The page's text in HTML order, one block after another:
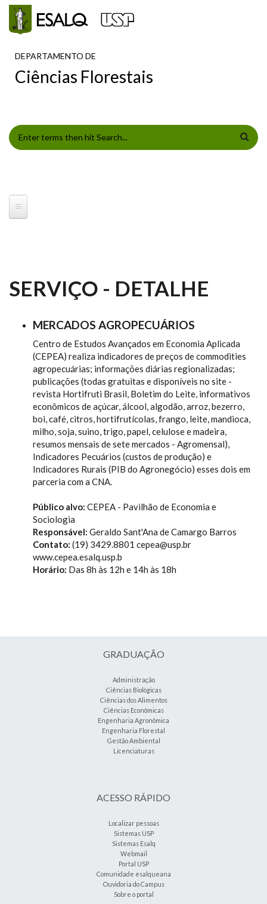
Pular para o conteúdo principal
DEPARTAMENTO DE
Ciências Florestais
FORMULÁRIO DE BUSCA
SERVIÇO - DETALHE
MERCADOS AGROPECUÁRIOS
Centro de Estudos Avançados em Economia Aplicada
(CEPEA) realiza indicadores de preços de commodities
agropecuárias; informações diárias regionalizadas;
publicações (todas gratuitas e disponíveis no site -
revista Hortifruti Brasil, Boletim do Leite, informativos
econômicos de açúcar, álcool, algodão, arroz, bezerro,
boi, café, citros, hortifrutícolas, frango, leite, mandioca,
milho, soja, suino, trigo, papel, celulose e madeira,
resumos mensais de sete mercados - Agromensal),
Indicadores Pecuários (custos de produção) e
Indicadores Rurais (PIB do Agronegócio) esses dois em
parceria com a CNA.
Público alvo: CEPEA - Pavilhão de Economia e
Sociologia
Responsável: Geraldo Sant'Ana de Camargo Barros
Contato: (19) 3429.8801 cepea@usp.br
www.cepea.esalq.usp.b
Horário: Das 8h às 12h e 14h às 18h
GRADUAÇÃO
Administração
Ciências Biológicas
Ciências dos Alimentos
Ciências Econômicas
Engenharia Agronômica
Engenharia Florestal
Gestão Ambiental
Licenciaturas
ACESSO RÁPIDO
Localizar pessoas
Sistemas USP
Sistemas Esalq
Webmail
Portal USP
Comunidade esalqueana
Ouvidoria do Campus
Sobre o portal